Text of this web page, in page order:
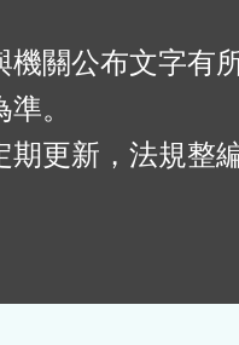
機關公布文字有
。
期更新，法規整